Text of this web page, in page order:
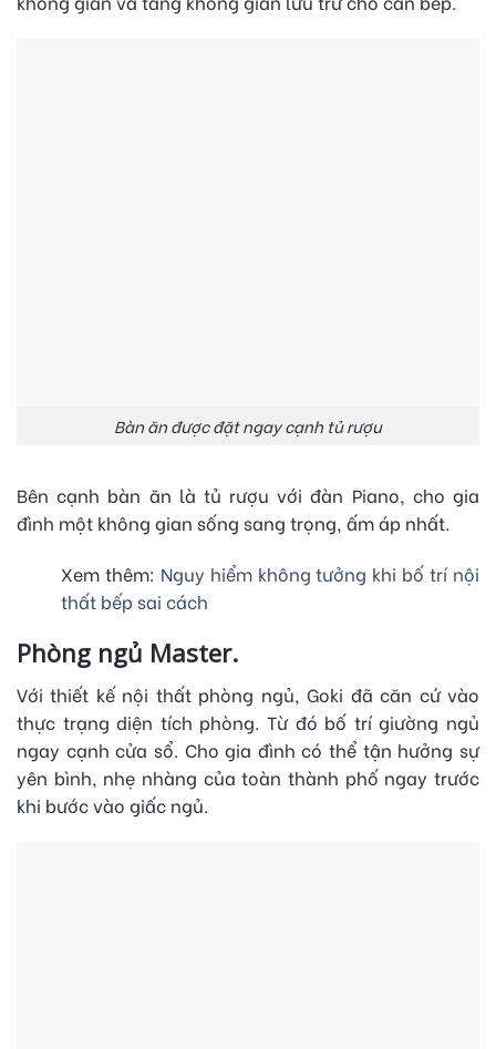
Bàn ăn được đặt ngay cạnh tủ rượu
Bên cạnh bàn ăn là tủ rượu với đàn Piano, cho gia
đình một không gian sống sang trọng, ấm áp nhất.
Xem thêm: Nguy hiểm không tưởng khi bố trí nội
thất bếp sai cách
Phòng ngủ Master.
Với thiết kế nội thất phòng ngủ, Goki đã căn cứ vào
thực trạng diện tích phòng. Từ đó bố trí giường ngủ
ngay cạnh cửa sổ. Cho gia đình có thể tận hưởng sự
yên bình, nhẹ nhàng của toàn thành phố ngay trước
khi bước vào giấc ngủ.